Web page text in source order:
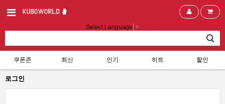
Select Language ▼
쿠폰존 최신 인기 히트 할인
로그인